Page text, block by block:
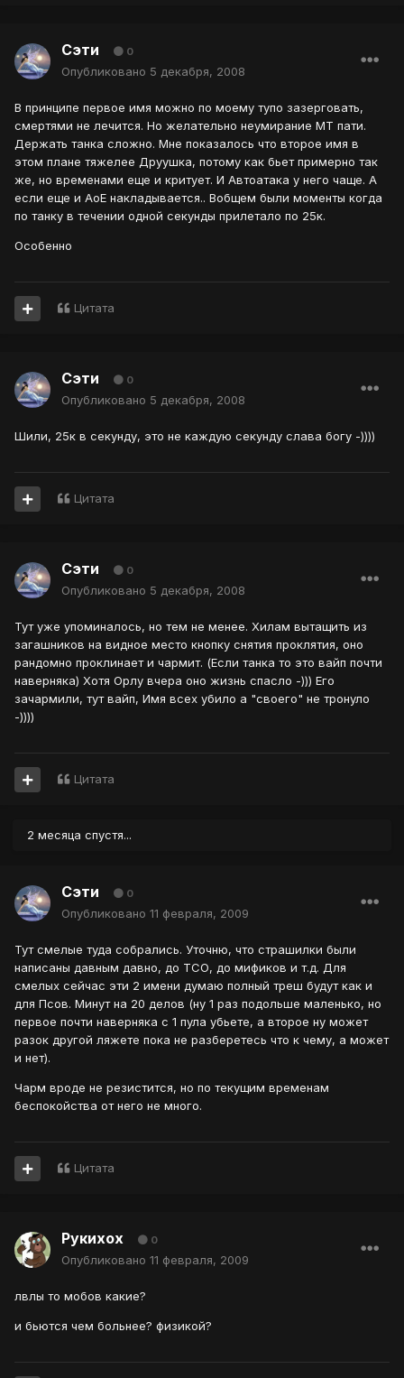
Сэти 0
Опубликовано 5 декабря, 2008
В принципе первое имя можно по моему тупо зазерговать,
смертями не лечится. Но желательно неумирание МТ пати.
Держать танка сложно. Мне показалось что второе имя в
этом плане тяжелее Друушка, потому как бьет примерно так
же, но временами еще и критует. И Автоатака у него чаще. А
если еще и АоЕ накладывается.. Вобщем были моменты когда
по танку в течении одной секунды прилетало по 25к.
Особенно
Цитата
Сэти 0
Опубликовано 5 декабря, 2008
Шили, 25к в секунду, это не каждую секунду слава богу -))))
Цитата
Сэти 0
Опубликовано 5 декабря, 2008
Тут уже упоминалось, но тем не менее. Хилам вытащить из
загашников на видное место кнопку снятия проклятия, оно
рандомно проклинает и чармит. (Если танка то это вайп почти
наверняка) Хотя Орлу вчера оно жизнь спасло -))) Его
зачармили, тут вайп, Имя всех убило а "своего" не тронуло
-))))
Цитата
2 месяца спустя...
Сэти 0
Опубликовано 11 февраля, 2009
Тут смелые туда собрались. Уточню, что страшилки были
написаны давным давно, до ТСО, до мификов и т.д. Для
смелых сейчас эти 2 имени думаю полный треш будут как и
для Псов. Минут на 20 делов (ну 1 раз подольше маленько, но
первое почти наверняка с 1 пула убьете, а второе ну может
разок другой ляжете пока не разберетесь что к чему, а может
и нет).
Чарм вроде не резистится, но по текущим временам
беспокойства от него не много.
Цитата
Рукихох 0
Опубликовано 11 февраля, 2009
лвлы то мобов какие?
и бьются чем больнее? физикой?